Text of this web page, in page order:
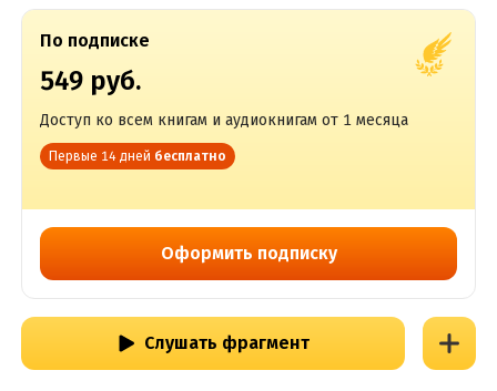
По подписке
549 руб.
Доступ ко всем книгам и аудиокнигам от 1 месяца
Первые 14 дней бесплатно
Оформить подписку
Слушать фрагмент